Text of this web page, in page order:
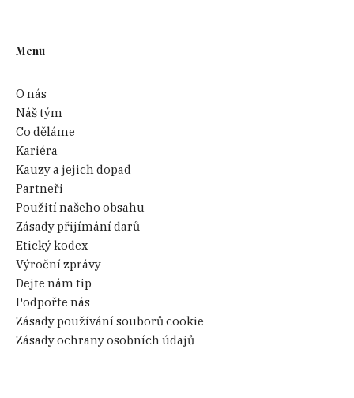
Menu
O nás
Náš tým
Co děláme
Kariéra
Kauzy a jejich dopad
Partneři
Použití našeho obsahu
Zásady přijímání darů
Etický kodex
Výroční zprávy
Dejte nám tip
Podpořte nás
Zásady používání souborů cookie
Zásady ochrany osobních údajů